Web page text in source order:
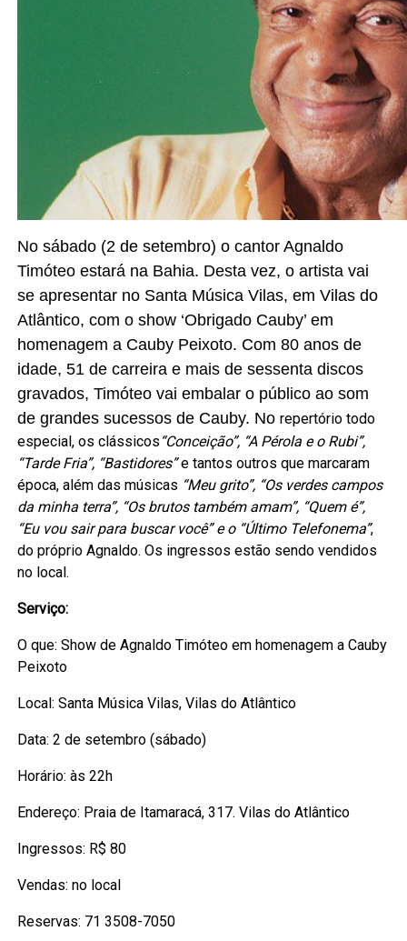
No sábado (2 de setembro) o cantor Agnaldo
Timóteo estará na Bahia. Desta vez, o artista vai
se apresentar no Santa Música Vilas, em Vilas do
Atlântico, com o show ‘Obrigado Cauby’ em
homenagem a Cauby Peixoto. Com 80 anos de
idade, 51 de carreira e mais de sessenta discos
gravados, Timóteo vai embalar o público ao som
de grandes sucessos de Cauby. Norepertório todo
especial, os clássicos “Conceição”, “A Pérola e o Rubi”,
“Tarde Fria”, “Bastidores”e tantos outros que marcaram
época, além das músicas “Meu grito”, “Os verdes campos
da minha terra”, “Os brutos também amam”, “Quem é”,
“Eu vou sair para buscar você” e o “Último Telefonema”,
do próprio Agnaldo. Os ingressos estão sendo vendidos
no local.
Serviço:
O que: Show de Agnaldo Timóteo em homenagem a Cauby
Peixoto
Local: Santa Música Vilas, Vilas do Atlântico
Data: 2 de setembro (sábado)
Horário: às 22h
Endereço: Praia de Itamaracá, 317. Vilas do Atlântico
Ingressos: R$ 80
Vendas: no local
Reservas: 71 3508-7050